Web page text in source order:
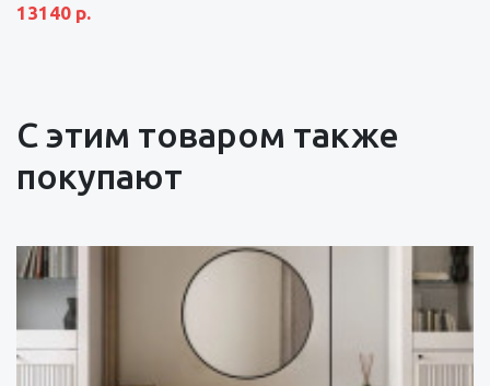
13140 р.
С этим товаром также
покупают